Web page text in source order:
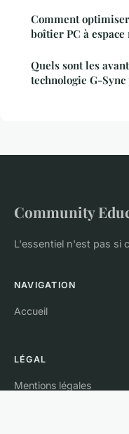
Comment
boîtier PC à
Quels sont les
technologie G-
Community
L'essentiel n'est pas si
NAVIGATION
Accueil
LÉGAL
Mentions légales